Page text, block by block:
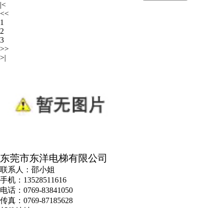
|<
<<
1
2
3
>>
>|
东莞市东洋电梯有限公司
联系人：邵小姐
手机：13528511616
电话：0769-83841050
传真：0769-87185628